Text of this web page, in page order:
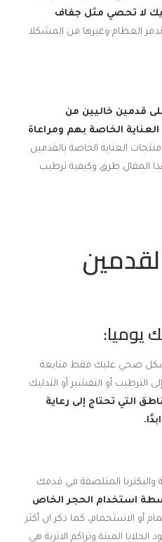
لا تحصي مثل جفاف
العظام وغيرها من المشكلا
قدمين خاليين من
الخاصة بهم ومراعاة
العناية الخاصة بالقدمين
المقال طرق وكيفية ترطيب
يوميا:
صحي عليك فقط متابعة
الترطيب أو التقشير أو التدليك
التي تحتاج إلى رعاية
والبكتريا المتلصقة في قدمك
استخدام الحجر الخاص
أو الاستحمام، كما ذكر ان أكثر
الميتة وتراكم الاتربة هي